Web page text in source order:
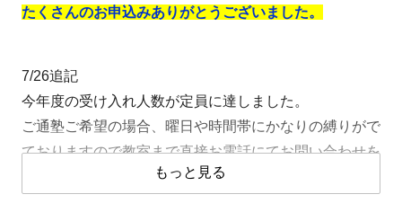
たくさんのお申込みありがとうございました。
7/26追記
今年度の受け入れ人数が定員に達しました。
ご通塾ご希望の場合、曜日や時間帯にかなりの縛りがで
ておりますので教室まで直接お電話にてお問い合わせを
もっと見る